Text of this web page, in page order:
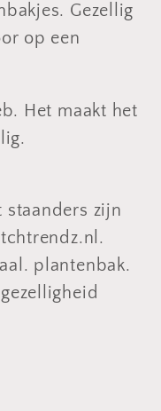
Gezellig
op een
Het maakt het
staanders zijn
plantenbak.